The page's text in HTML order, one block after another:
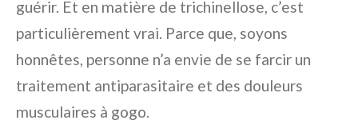
guérir. Et en matière de trichinellose, c’est
particulièrement vrai. Parce que, soyons
honnêtes, personne n’a envie de se farcir un
traitement antiparasitaire et des douleurs
musculaires à gogo.